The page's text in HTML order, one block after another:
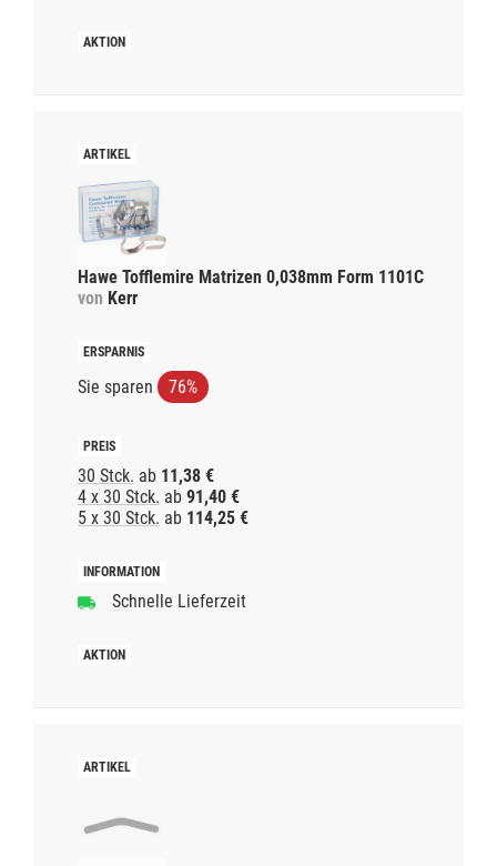
Hawe Tofflemire Matrizen 0,038mm Form 1101C
von Kerr
Sie sparen 76%
30 Stck. ab 11,38 €
4 x 30 Stck. ab 91,40 €
5 x 30 Stck. ab 114,25 €
Schnelle Lieferzeit